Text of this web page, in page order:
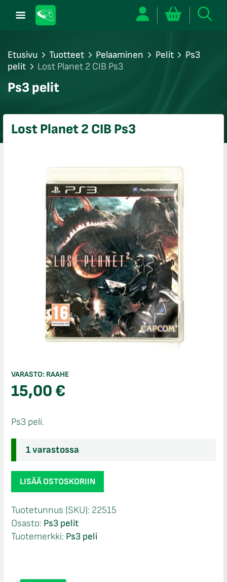
Etusivu Tuotteet Pelaaminen Pelit
Ps3
pelit
Lost Planet 2 CIB Ps3
Ps3 pelit
Lost Planet 2 CIB Ps3
VARASTO: RAAHE
15,00€
Ps3 peli.
1 varastossa
Lost
Planet
CIB
Ps3
määrä
LISÄÄ OSTOSKORIIN
Tuotetunnus (SKU): 22515
Osasto: Ps3 pelit
Tuotemerkki: Ps3 peli
sulje
sulje